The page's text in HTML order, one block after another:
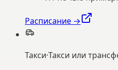
Расписание →
Такси·Такси или